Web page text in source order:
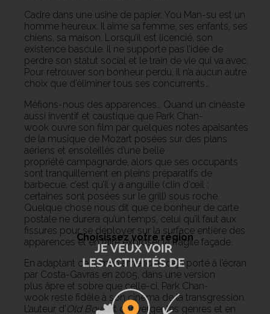
Cadre dans une usine de papier, You Man-su est un
homme heureux. Il aime sa femme, ses enfants, ses
chiens, sa maison. Lorsqu’il est licencié, son
existence bascule. Il ne supporte pas l’idée de
perdre son statut social et le train de vie qui va avec.
Pour retrouver son bonheur perdu, il n’a aucun autre
choix que d’éliminer tous ses concurrents…
Méfions-nous des apparences… Quand un cinéaste
aussi inventif et caustique que Park Chan-
wook ouvre son film par quelques notes apaisantes
de la musique de Mozart posées sur des plans
aériens et ensoleillés d’une belle
propriété campagnarde, alors que ses occupants
sont tranquillement en pleins préparatifs de
barbecue, c’est qu’il y a anguille (clin d’œil :
certaines sont posées sur le grill) sous roche.
Quelque chose nous dit que ce bonheur de carte
postale ne durera qu’un temps, celui qu’il faut aux
fissures pour se déployer sur la surface entière des
apparences et en faire exploser la fragile façade.
En adaptant ce roman américain déjà porté à l’écran
par Costa-Gavras en 2005, dans une version
plus âpre et sobre que celle-ci, Park Chan-
wook reste fidèle à son cinéma de la transgression.
L’auteur d’Old Boyfait converger les genres et en
Choisissez votre région